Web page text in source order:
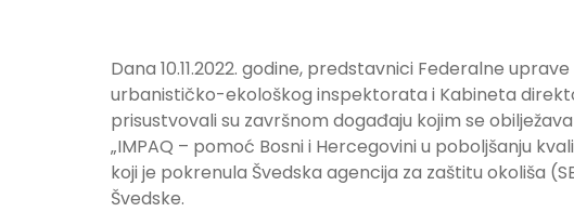
Dana 10.11.2022. godine, predstavnici Federalne
urbanističko-ekološkog inspektorata i Kabineta
prisustvovali su završnom događaju kojim se
„IMPAQ – pomoć Bosni i Hercegovini u poboljšanju
koji je pokrenula Švedska agencija za zaštitu okoliša
Švedske.